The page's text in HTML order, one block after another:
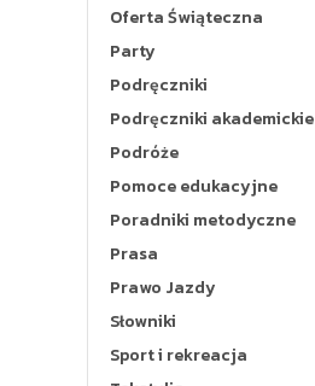
Oferta Świąteczna
Party
Podręczniki
Podręczniki akademickie
Podróże
Pomoce edukacyjne
Poradniki metodyczne
Prasa
Prawo Jazdy
Słowniki
Sport i rekreacja